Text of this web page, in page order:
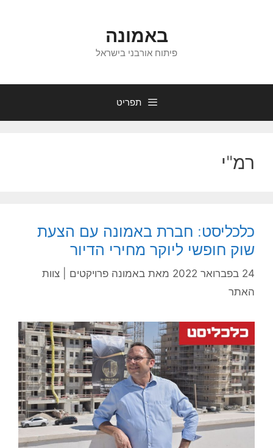
באמונה
פיתוח אורבני בישראל
תפריט
רמ"י
כלכליסט: חברת באמונה עם הצעת
שוק חופשי ליוקר מחירי הדיור
24 בפברואר 2022 מאת באמונה פרויקטים | צוות
האתר